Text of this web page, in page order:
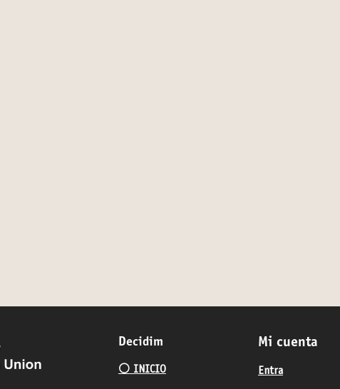
Decidim
⚪️ INICIO
Mi cuenta
Entra